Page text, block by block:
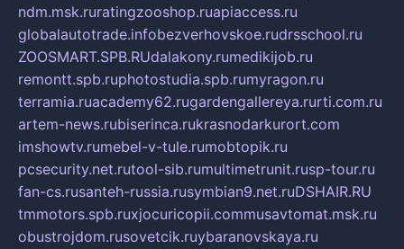
ndm.msk.ruratingzooshop.ruapiaccess.ru
globalautotrade.infobezverhovskoe.rudrsschool.ru
ZOOSMART.SPB.RUdalakony.rumedikijob.ru
remontt.spb.ruphotostudia.spb.rumyragon.ru
terramia.ruacademy62.rugardengallereya.rurti.com.ru
artem-news.rubiserinca.rukrasnodarkurort.com
imshowtv.rumebel-v-tule.rumobtopik.ru
pcsecurity.net.rutool-sib.rumultimetrunit.rusp-tour.ru
fan-cs.rusanteh-russia.rusymbian9.net.ruDSHAIR.RU
tmmotors.spb.ruxjocuricopii.commusavtomat.msk.ru
obustrojdom.rusovetcik.ruybaranovskaya.ru